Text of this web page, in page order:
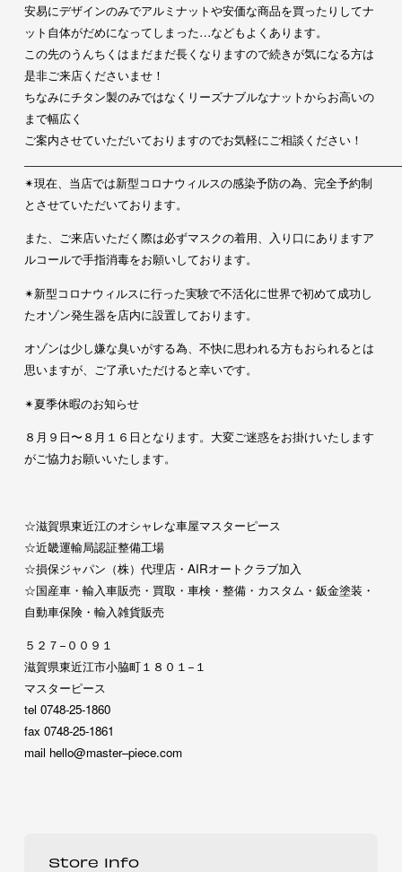
安易にデザインのみでアルミナットや安価な商品を買ったりしてナ
ット自体がだめになってしまった…などもよくあります。
この先のうんちくはまだまだ長くなりますので続きが気になる方は
是非ご来店くださいませ！
ちなみにチタン製のみではなくリーズナブルなナットからお高いの
まで幅広く
ご案内させていただいておりますのでお気軽にご相談く ださい！
✴︎現在、当店では新型コロナウィルスの感染予防の為、完全予約制
とさせていただいております。
また、ご来店いただく際は必ずマスクの着用、入り口にありますア
ルコールで手指消毒をお願いしております。
✴︎新型コロナウィルスに行った実験で不活化に世界で初めて成功し
たオゾン発生器を店内に設置しております。
オゾンは少し嫌な臭いがする為、不快に思われる方もおられるとは
思いますが、ご了承いただけると幸いです。
✴︎夏季休暇のお知らせ
８月９日〜８月１６日となります。大変ご迷惑をお掛けいたします
がご協力お願いいたします。
☆滋賀県東近江のオシャレな車屋マスターピース
☆近畿運輸局認証整備工場
☆損保ジャパン（株）代理店・AIRオートクラブ加入
☆国産車・輸入車販売・買取・車検・整備・カスタム・鈑金塗装・
自動車保険・輸入雑貨販売
５２７−００９１
滋賀県東近江市小脇町１８０１−１
マスターピース
tel 0748-25-1860
fax 0748-25-1861
mail hello@master–piece.com
Store Info